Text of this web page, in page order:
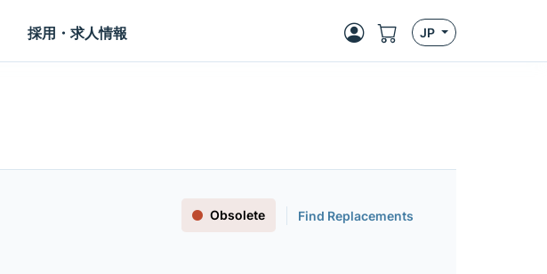
採用・求人情報 JP
Obsolete Find Replacements